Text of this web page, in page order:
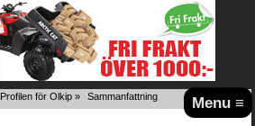
Menu ≡
Profilen för Olkip » Sammanfattning